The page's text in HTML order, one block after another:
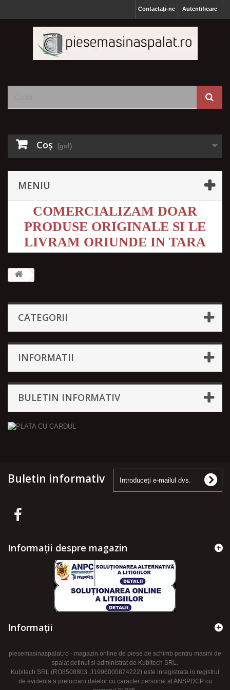
Autentificare
Contactați-ne
Coş (gol)
MENIU
COMERCIALIZAM DOAR
PRODUSE ORIGINALE SI LE
LIVRAM ORIUNDE IN TARA
CATEGORII
INFORMATII
BULETIN INFORMATIV
Buletin informativ
Informații despre magazin
Informaţii
piesemasinaspalat.ro - magazin online de piese de schimb pentru masini de
spalat detinut si administrat de Kubitech SRL.
Kubitech SRL (RO8508803, J1996000874222) este inregistrata in registrul
de evidenta a prelucrarii datelor cu caracter personal al ANSPDCP cu